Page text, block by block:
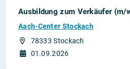
Ausbildung zum Verkäufer (m/
Aach-Center Stockach
78333 Stockach
01.09.2026